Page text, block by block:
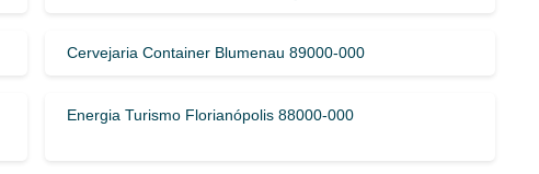
Cervejaria Container Blumenau 89000-000
Energia Turismo Florianópolis 88000-000